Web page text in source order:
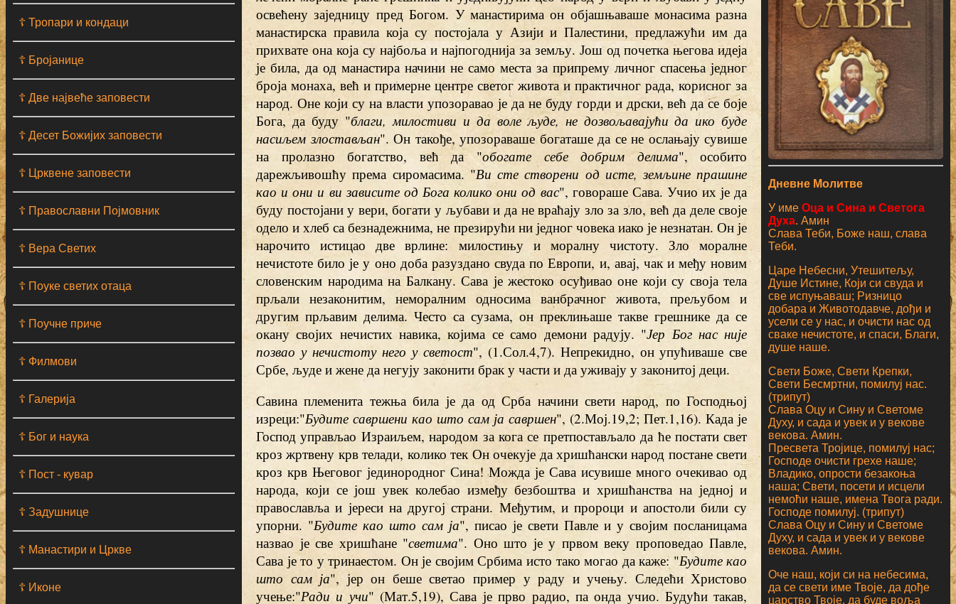
☦ Тропари и кондаци
☦ Бројанице
☦ Две највеће заповести
☦ Десет Божијих заповести
☦ Црквене заповести
☦ Православни Појмовник
☦ Вера Светих
☦ Поуке светих отаца
☦ Поучне приче
☦ Филмови
☦ Галерија
☦ Бог и наука
☦ Пост - кувар
☦ Задушнице
☦ Манастири и Цркве
☦ Иконе
освећену заједницу пред Богом. У манастирима он објашњаваше монасима разна
манастирска правила која су постојала у Азији и Палестини, предлажући им да
прихвате она која су најбоља и најпогоднија за земљу. Још од почетка његова идеја
је била, да од манастира начини не само места за припрему личног спасења једног
броја монаха, већ и примерне центре светог живота и практичног рада, корисног за
народ. Оне који су на власти упозоравао је да не буду горди и дрски, већ да се боје
Бога, да буду "благи, милостиви и да воле људе, не дозвољавајући да ико буде
насиљем злостављан". Он такође, упозораваше богаташе да се не ослањају сувише
на пролазно богатство, већ да "обогате себе добрим делима", особито
дарежљивошћу према сиромасима. "Ви сте створени од исте, земљине прашине
као и они и ви зависите од Бога колико они од вас", говораше Сава. Учио их је да
буду постојани у вери, богати у љубави и да не враћају зло за зло, већ да деле своје
одело и хлеб са безнадежнима, не презирући ни једног човека иако је незнатан. Он је
нарочито истицао две врлине: милостињу и моралну чистоту. Зло моралне
нечистоте било је у оно доба разуздано свуда по Европи, и, авај, чак и међу новим
словенским народима на Балкану. Сава је жестоко осуђивао оне који су своја тела
прљали незаконитим, неморалним односима ванбрачног живота, прељубом и
другим прљавим делима. Често са сузама, он преклињаше такве грешнике да се
окану својих нечистих навика, којима се само демони радују. "Јер Бог нас није
позвао у нечистоту него у светост", (1.Сол.4,7). Непрекидно, он упућиваше све
Србе, људе и жене да негују законити брак у части и да уживају у законитој деци.
Савина племенита тежња била је да од Срба начини свети народ, по Господњој
изреци:"Будите савршени као што сам ја савршен", (2.Мој.19,2; Пет.1,16). Када је
Господ управљао Израиљем, народом за кога се претпостављало да ће постати свет
кроз жртвену крв телади, колико тек Он очекује да хришћански народ постане свети
кроз крв Његовог јединородног Сина! Можда је Сава исувише много очекивао од
народа, који се још увек колебао између безбоштва и хришћанства на једној и
православља и јереси на другој страни. Међутим, и пророци и апостоли били су
упорни. "Будите као што сам ја", писао је свети Павле и у својим посланицама
назвао је све хришћане "светима". Оно што је у првом веку проповедао Павле,
Сава је то у тринаестом. Он је својим Србима исто тако могао да каже: "Будите као
што сам ја", јер он беше светао пример у раду и учењу. Следећи Христово
учење:"Ради и учи" (Мат.5,19), Сава је прво радио, па онда учио. Будући такав,
Дневне Молитве
У имеОца и Сина и Светога
Духа. Амин
Слава Теби, Боже наш, слава
Теби.
Царе Небесни, Утешитељу,
Душе Истине, Који си свуда и
све испуњаваш; Ризницо
добара и Животодавче, дођи и
усели се у нас, и очисти нас од
сваке нечистоте, и спаси, Благи,
душе наше.
Свети Боже, Свети Крепки,
Свети Бесмртни, помилуј нас.
(трипут)
Слава Оцу и Сину и Светоме
Духу, и сада и увек и у векове
векова. Амин.
Пресвета Тројице, помилуј нас;
Господе очисти грехе наше;
Владико, опрости безакоња
наша; Свети, посети и исцели
немоћи наше, имена Твога ради.
Господе помилуј. (трипут)
Слава Оцу и Сину и Светоме
Духу, и сада и увек и у векове
векова. Амин.
Оче наш, који си на небесима,
да се свети име Твоје, да дође
царство Твоје, да буде воља